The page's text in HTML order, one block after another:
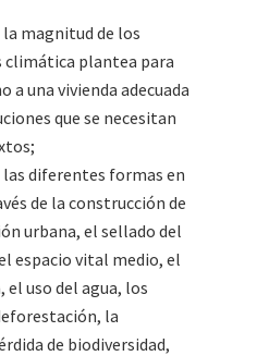
la magnitud de los
climática plantea para
a una vivienda adecuada
que se necesitan
las diferentes formas en
de la construcción de
urbana, el sellado del
espacio vital medio, el
el uso del agua, los
la
de biodiversidad,